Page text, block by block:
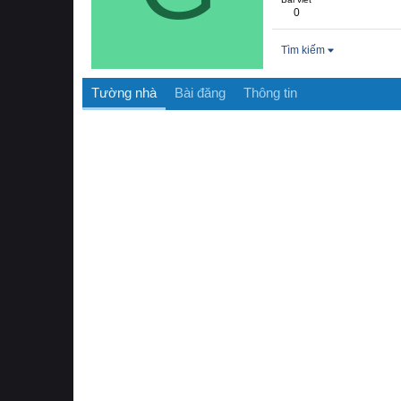
0
Tìm kiếm
Tường nhà Bài đăng Thông tin